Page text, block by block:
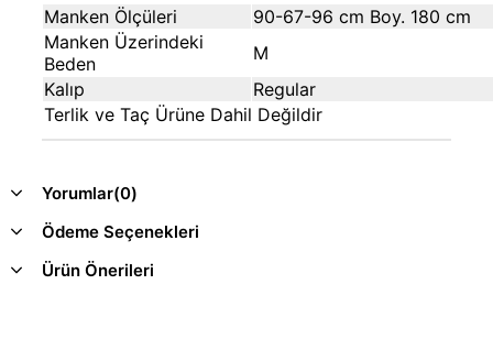
Manken Ölçüleri
90-67-96 cm Boy. 180 cm
Manken Üzerindeki
Beden
M
Kalıp
Regular
Terlik ve Taç Ürüne Dahil Değildir
Yorumlar(0)
Ödeme Seçenekleri
Ürün Önerileri